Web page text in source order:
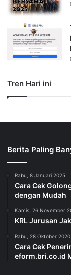
Tren Hari ini
Berita Paling
Rabu, 8 Januari 2025
Cara Cek
dengan Mudah
Kamis, 26 November
KRL Jurusan
Rabu, 28 Oktober 2020
Cara Cek
eform.bri.co.id